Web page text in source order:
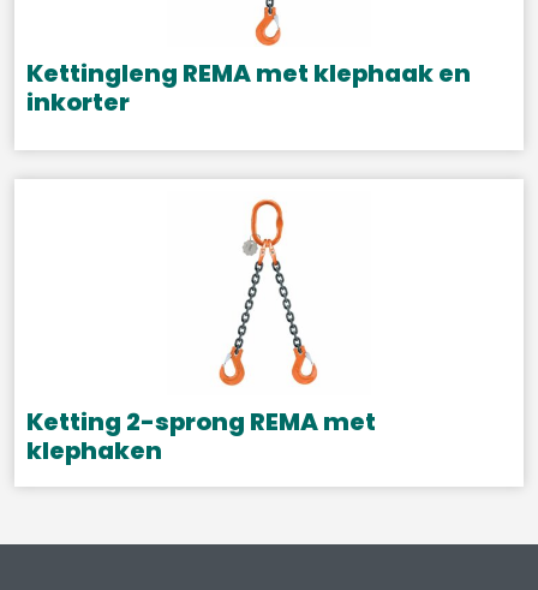
gekozen
worden
Kettingleng REMA met klephaak en
inkorter
Ketting 2-sprong REMA met
klephaken
Dit